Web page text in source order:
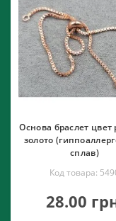
Основа браслет цвет
золото
сплав)
Код товара:
28.00